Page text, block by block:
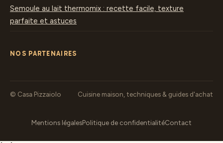
Semoule au lait thermomix : recette facile, texture
parfaite et astuces
NOS PARTENAIRES
© Casa Pizzaiolo Cuisine maison, techniques & guides d'achat
Mentions légalesPolitique de confidentialitéContact